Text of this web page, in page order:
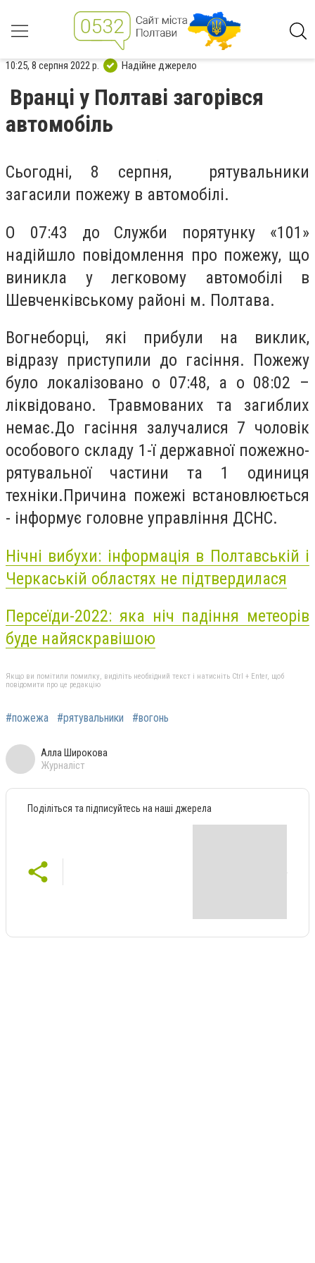
10:25, 8 серпня 2022 р. Надійне джерело
Вранці у Полтаві загорівся
автомобіль
Сьогодні, 8 серпня, рятувальники
загасили пожежу в автомобілі.
О 07:43 до Служби порятунку «101»
надійшло повідомлення про пожежу, що
виникла у легковому автомобілі в
Шевченківському районі м. Полтава.
Вогнеборці, які прибули на виклик,
відразу приступили до гасіння. Пожежу
було локалізовано о 07:48, а о 08:02 –
ліквідовано. Травмованих та загиблих
немає.До гасіння залучалися 7 чоловік
особового складу 1-ї державної пожежно-
рятувальної частини та 1 одиниця
техніки.Причина пожежі встановлюється
- інформує головне управління ДСНС.
Нічні вибухи: інформація в Полтавській і
Черкаській областях не підтвердилася
Персеїди-2022: яка ніч падіння метеорів
буде найяскравішою
Якщо ви помітили помилку, виділіть необхідний текст і натисніть Ctrl + Enter, щоб
повідомити про це редакцію
#пожежа #рятувальники #вогонь
Алла Широкова
Журналіст
Поділіться та підписуйтесь на наші джерела